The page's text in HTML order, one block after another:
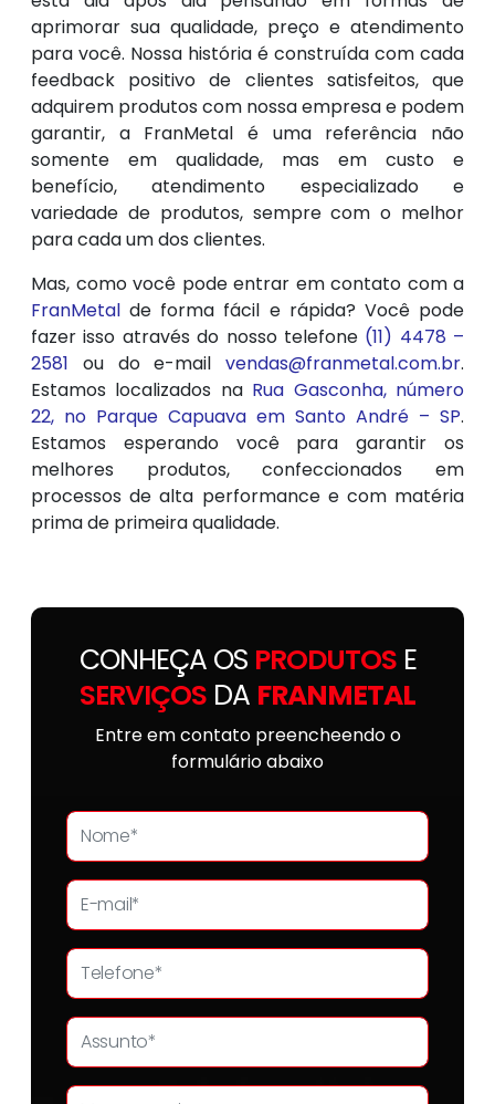
aprimorar sua qualidade, preço e atendimento
para você. Nossa história é construída com cada
feedback positivo de clientes satisfeitos, que
adquirem produtos com nossa empresa e podem
garantir, a FranMetal é uma referência não
somente em qualidade, mas em custo e
benefício, atendimento especializado e
variedade de produtos, sempre com o melhor
para cada um dos clientes.
Mas, como você pode entrar em contato com a
FranMetal de forma fácil e rápida? Você pode
fazer isso através do nosso telefone (11) 4478 –
2581 ou do e-mail vendas@franmetal.com.br.
Estamos localizados na Rua Gasconha, número
22, no Parque Capuava em Santo André – SP.
Estamos esperando você para garantir os
melhores produtos, confeccionados em
processos de alta performance e com matéria
prima de primeira qualidade.
CONHEÇA OS PRODUTOSE
SERVIÇOS DA FRANMETAL
Entre em contato preencheendo o
formulário abaixo